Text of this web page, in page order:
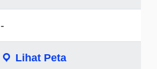
-
Lihat Peta